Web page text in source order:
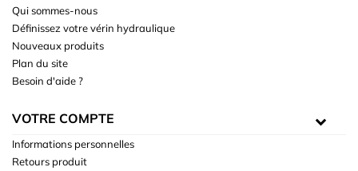
Qui sommes-nous
Définissez votre vérin hydraulique
Nouveaux produits
Plan du site
Besoin d'aide ?
VOTRE COMPTE
Informations personnelles
Retours produit